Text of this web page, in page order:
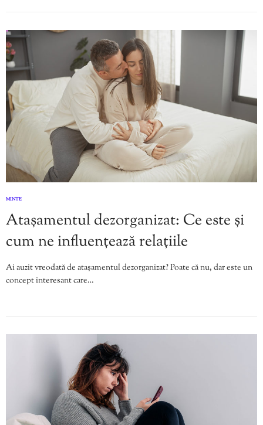
MINTE
Atașamentul dezorganizat: Ce este și
cum ne influențează relațiile
Ai auzit vreodată de atașamentul dezorganizat? Poate că nu, dar este un
concept interesant care…